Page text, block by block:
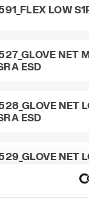
LOW
NET
ESD
NET
ESD
NET